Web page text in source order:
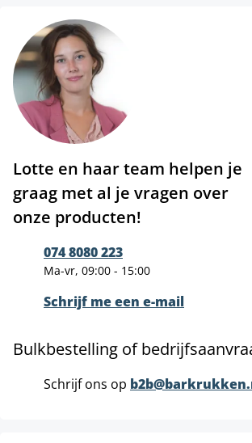
Lotte en haar team helpen je
graag met al je vragen over
onze producten!
074 8080 223
Ma-vr, 09:00 - 15:00
Schrijf me een e-mail
Bulkbestelling of
Schrijf ons op